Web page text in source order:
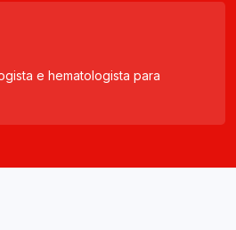
e hematologista para